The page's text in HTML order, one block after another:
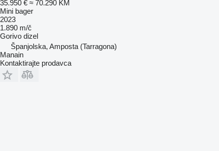
35.950 € ≈ 70.290 KM
Mini bager
2023
1.890 m/č
Gorivo dizel
Španjolska, Amposta (Tarragona)
Manain
Kontaktirajte prodavca